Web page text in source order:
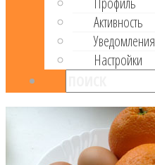
Активность
Уведомления
Настройки